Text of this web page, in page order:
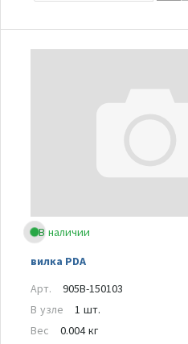
В наличии
вилка PDA
Арт.
905B-150103
В узле
1 шт.
Вес
0.004 кг